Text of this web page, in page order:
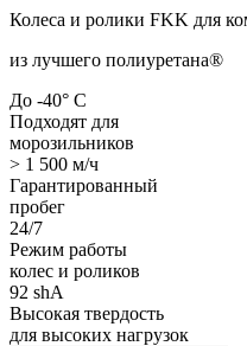
Колеса и ролики FKK для
из лучшего полиуретана®
До -40° С
Подходят для
морозильников
> 1 500 м/ч
Гарантированный
пробег
24/7
Режим работы
колес и роликов
92 shA
Высокая твердость
для высоких нагрузок